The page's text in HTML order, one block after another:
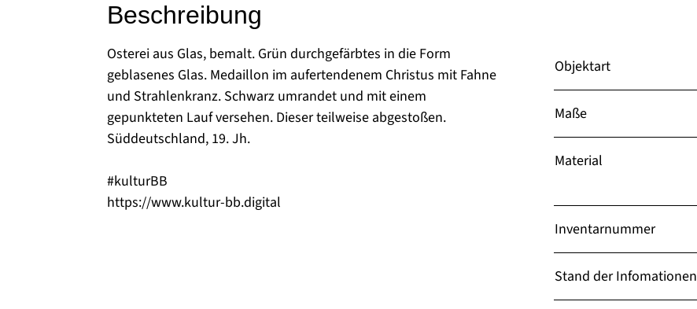
Beschreibung
Osterei aus Glas, bemalt. Grün durchgefärbtes in die Form
geblasenes Glas. Medaillon im aufertendenem Christus mit Fahne
und Strahlenkranz. Schwarz umrandet und mit einem
gepunkteten Lauf versehen. Dieser teilweise abgestoßen.
Süddeutschland, 19. Jh.
#kulturBB
https://www.kultur-bb.digital
Objektart
Maße
Material
Inventarnummer
Stand der Infomationen